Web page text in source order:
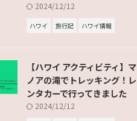
2024/12/12
ハワイ 旅行記 ハワイ情報
【ハワイ アクティビティ】マ
ノアの滝でトレッキング！レ
ンタカーで行ってきました
2024/12/12